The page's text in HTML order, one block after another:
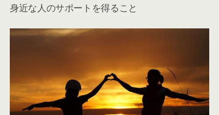
身近な人のサポートを得ること